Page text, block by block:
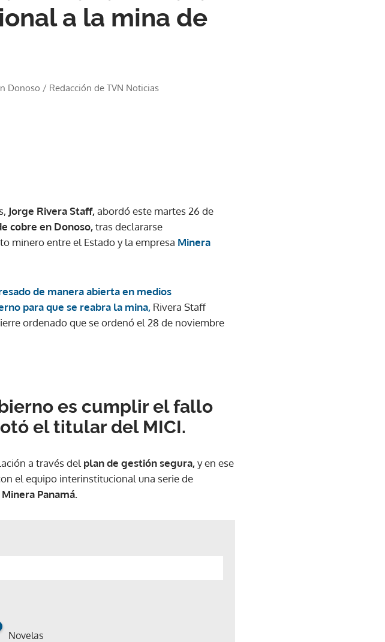
a la mina de
Donoso / Redacción de TVN Noticias
Jorge Rivera Staff,abordó este martes 26 de
cobre en Donoso,tras declararse
minero entre el Estado y la empresa Minera
de manera abierta en medios
para que se reabra la mina, Rivera Staff
ordenado que se ordenó el 28 de noviembre
es cumplir el fallo
el titular del MICI.
a través del plan de gestión segura,y en ese
el equipo interinstitucional una serie de
Minera Panamá.
Novelas